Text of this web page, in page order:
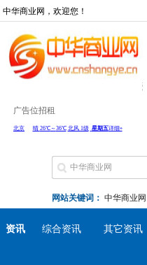
中华商业网，欢迎您！
广告位招租
网站关键词： 中华商业网
资讯 综合资讯 其它资讯